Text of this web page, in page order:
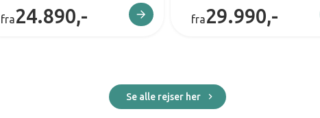
fra24.890,- fra29.990,-
Se alle rejser her